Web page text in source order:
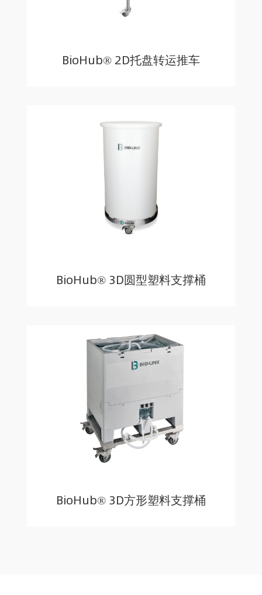
BioHub® 2D托盘转运推车
BioHub® 3D圆型塑料支撑桶
BioHub® 3D方形塑料支撑桶